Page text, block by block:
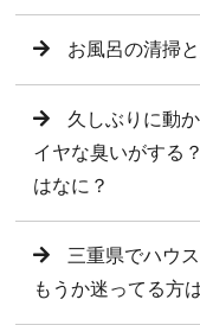
お風呂の清掃
久しぶりに動
イヤな臭いがする
はなに？
三重県でハウ
もうか迷ってる方